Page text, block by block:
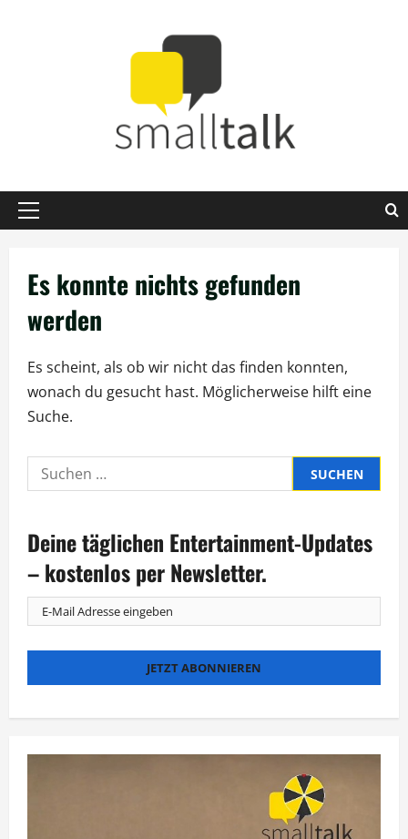
Primäres
Es konnte nichts gefunden
werden
Es scheint, als ob wir nicht das finden konnten,
wonach du gesucht hast. Möglicherweise hilft eine
Suche.
Suche
nach:
Deine täglichen Entertainment-Updates
– kostenlos per Newsletter.